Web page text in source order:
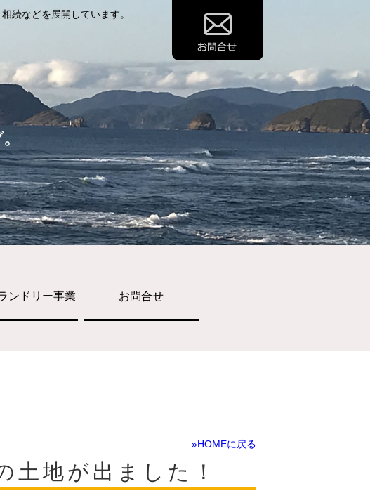
続などを展開しています。
ンドリー事業 お問合せ
»HOMEに戻る
地が出ました！